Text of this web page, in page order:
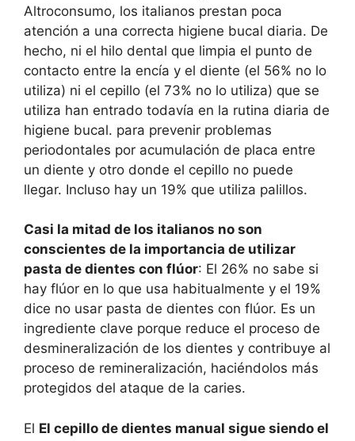
Altroconsumo, los italianos prestan poca
atención a una correcta higiene bucal diaria. De
hecho, ni el hilo dental que limpia el punto de
contacto entre la encía y el diente (el 56% no lo
utiliza) ni el cepillo (el 73% no lo utiliza) que se
utiliza han entrado todavía en la rutina diaria de
higiene bucal. para prevenir problemas
periodontales por acumulación de placa entre
un diente y otro donde el cepillo no puede
llegar. Incluso hay un 19% que utiliza palillos.
Casi la mitad de los italianos no son
conscientes de la importancia de utilizar
pasta de dientes con flúor: El 26% no sabe si
hay flúor en lo que usa habitualmente y el 19%
dice no usar pasta de dientes con flúor. Es un
ingrediente clave porque reduce el proceso de
desmineralización de los dientes y contribuye al
proceso de remineralización, haciéndolos más
protegidos del ataque de la caries.
El El cepillo de dientes manual sigue siendo el